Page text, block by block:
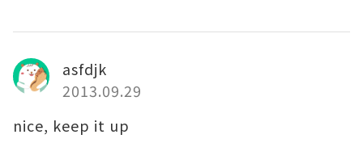
asfdjk
2013.09.29
nice, keep it up